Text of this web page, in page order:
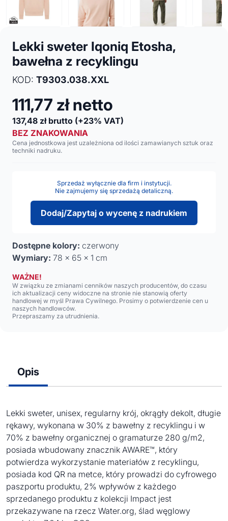
Lekki sweter Iqoniq Etosha,
bawełna z recyklingu
KOD: T9303.038.XXL
111,77 zł netto
137,48 zł brutto (+23% VAT)
BEZ ZNAKOWANIA
Cena jednostkowa jest uzależniona od ilości zamawianych sztuk oraz
techniki nadruku.
Sprzedaż wyłącznie dla firm i instytucji.
Nie zajmujemy się sprzedażą detaliczną.
Dodaj/Zapytaj o wycenę z nadrukiem
Dostępne kolory: czerwony
Wymiary: 78 x 65 x 1 cm
WAŻNE!
W związku ze zmianami cenników naszych producentów, do czasu
ich aktualizacji ceny widoczne na stronie nie stanowią oferty
handlowej w myśl Prawa Cywilnego. Prosimy o potwierdzenie cen u
naszych handlowców.
Przepraszamy za utrudnienia.
Opis
Lekki sweter, unisex, regularny krój, okrągły dekolt, długie
rękawy, wykonana w 30% z bawełny z recyklingu i w
70% z bawełny organicznej o gramaturze 280 g/m2,
posiada wbudowany znacznik AWARE™, który
potwierdza wykorzystanie materiałów z recyklingu,
posiada kod QR na metce, który prowadzi do cyfrowego
paszportu produktu, 2% wpływów z każdego
sprzedanego produktu z kolekcji Impact jest
przekazywane na rzecz Water.org, ślad węglowy